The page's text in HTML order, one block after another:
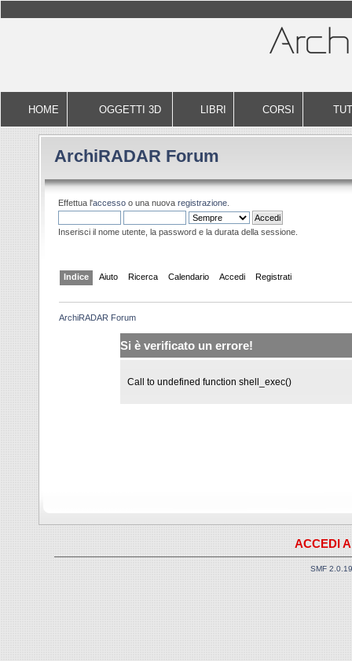
HOME OGGETTI 3D LIBRI CORSI
ArchiRADAR Forum
Effettua l'accesso o una nuova registrazione.
Inserisci il nome utente, la password e la durata della sessione.
Indice Aiuto Ricerca Calendario Accedi Registrati
ArchiRADAR Forum
Si è verificato un errore!
Call to undefined function shell_exec()
ACCEDI
SMF 2.0.19